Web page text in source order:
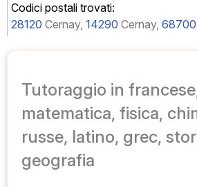
Codici postali trovati:
28120 Cernay, 14290 Cernay, 68700
Tutoraggio in
matematica, fisica,
russe, latino, grec,
geografia